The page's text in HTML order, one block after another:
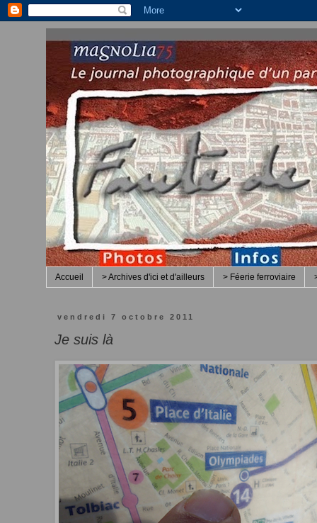
Accueil > Archives d'ici et d'ailleurs > Féerie ferroviaire
vendredi 7 octobre 2011
Je suis là